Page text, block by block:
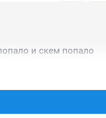
и скем попало